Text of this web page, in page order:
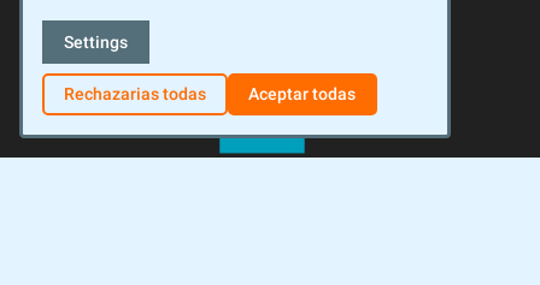
Settings
Rechazarias todas Aceptar todas